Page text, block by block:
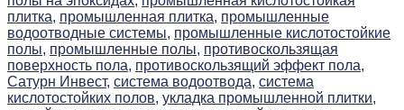
плитка, промышленная плитка, промышленные
водоотводные системы, промышленные кислотостойкие
полы, промышленные полы, противоскользящая
поверхность пола, противоскользящий эффект пола,
Сатурн Инвест, система водоотвода, система
кислотостойких полов, укладка промышленной плитки,